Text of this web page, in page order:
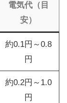
電気代（目
安）
約0.1円～0.8
円
約0.2円～1.0
円